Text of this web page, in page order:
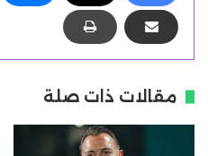
مقالات ذات صلة